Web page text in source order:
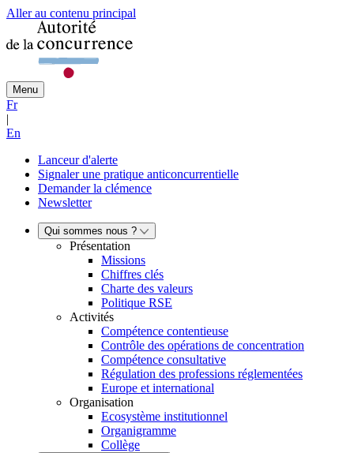
Aller au contenu principal
Menu
Fr
|
En
Lanceur d'alerte
Signaler une pratique anticoncurrentielle
Demander la clémence
Newsletter
Qui sommes nous ?
Présentation
Missions
Chiffres clés
Charte des valeurs
Politique RSE
Activités
Compétence contentieuse
Contrôle des opérations de concentration
Compétence consultative
Régulation des professions réglementées
Europe et international
Organisation
Ecosystème institutionnel
Organigramme
Collège